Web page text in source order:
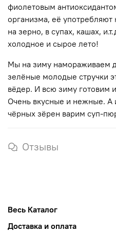
фиолетовым
организма, её
на зерно, в супах, кашах,
холодное и сырое лето!
Мы на зиму намораживаем
зелёные молодые стручки
вёдер. И всю зиму готовим
Очень вкусные и нежные. А
чёрных зёрен варим суп-
Отзывы
Весь Каталог
Доставка и оплата